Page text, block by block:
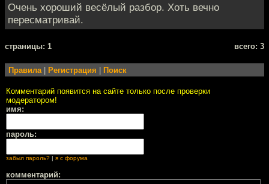
Очень хороший весёлый разбор. Хоть вечно
пересматривай.
cтраницы: 1 всего: 3
Правила | Регистрация | Поиск
Комментарий появится на сайте только после проверки
модератором!
имя:
пароль:
забыл пароль? | я с форума
комментарий: